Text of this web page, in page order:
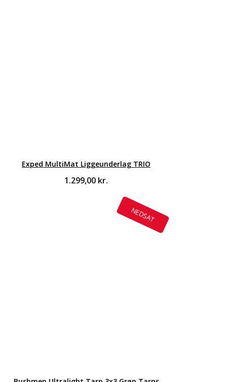
Exped MultiMat Liggeunderlag TRIO
1.299,00 kr.
NEDSAT